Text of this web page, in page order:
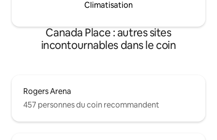
Climatisation
Canada Place : autres sites
incontournables dans le coin
Rogers Arena
457 personnes du coin recommandent